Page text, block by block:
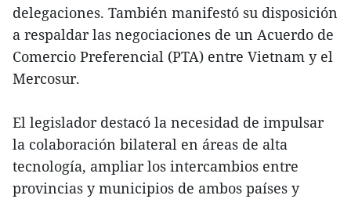
delegaciones. También manifestó su disposición
a respaldar las negociaciones de un Acuerdo de
Comercio Preferencial (PTA) entre Vietnam y el
Mercosur.
El legislador destacó la necesidad de impulsar
la colaboración bilateral en áreas de alta
tecnología, ampliar los intercambios entre
provincias y municipios de ambos países y